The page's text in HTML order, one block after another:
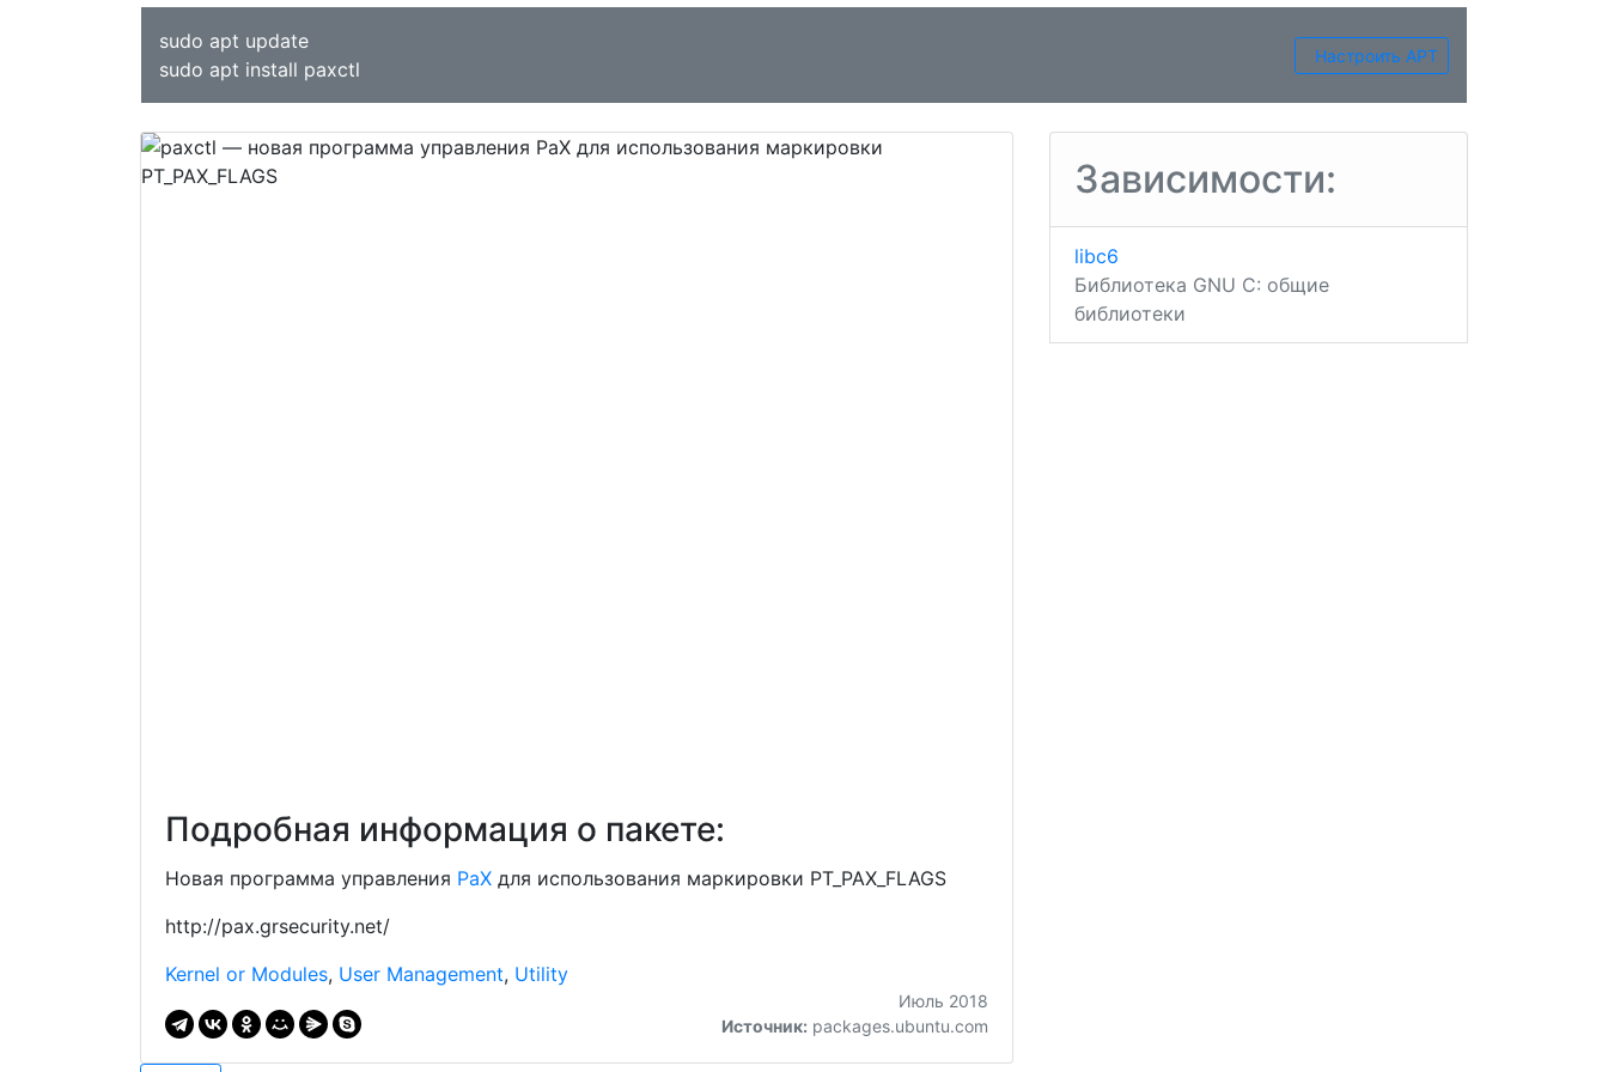
sudo apt update
sudo apt install paxctl
Настроить APT
Подробная информация о пакете:
Новая программа управления PaX для использования маркировки PT_PAX_FLAGS
http://pax.grsecurity.net/
Kernel or Modules, User Management, Utility
Июль 2018
Источник: packages.ubuntu.com
Зависимости:
libc6
Библиотека GNU C: общие
библиотеки